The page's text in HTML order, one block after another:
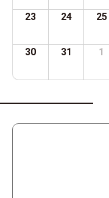
23 24 25
30 31 1